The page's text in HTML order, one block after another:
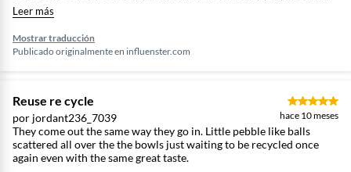
give every bite a fun crunch. The taste is a perfect balance of
smooth milk chocolate and salty peanut butter that melts together
beautifully. The freshness is noticeable from the first bite — the
chocolate is silky, and the peanut butter filling tastes rich and pure.
Overall this candy bar stands out as one of the best Reese’s
Leer más
Mostrar traducción
Publicado originalmente en influenster.com
Reuse re cycle
por jordant236_7039 hace 10 meses
They come out the same way they go in. Little pebble like balls
scattered all over the the bowls just waiting to be recycled once
again even with the same great taste.